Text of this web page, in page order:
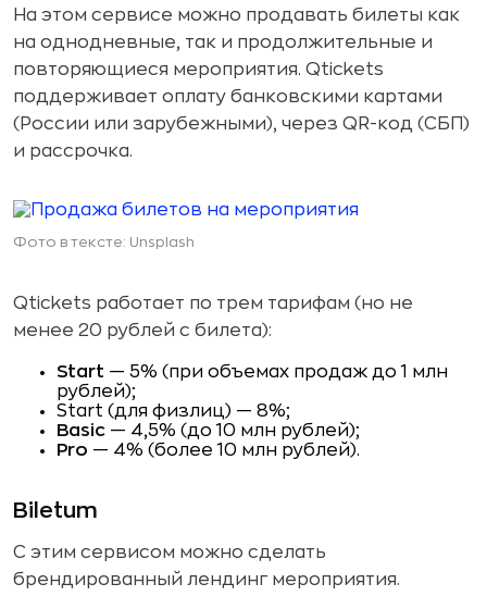
На этом сервисе можно продавать билеты как
на однодневные, так и продолжительные и
повторяющиеся мероприятия. Qtickets
поддерживает оплату банковскими картами
(России или зарубежными), через QR-код (СБП)
и рассрочка.
Фото в тексте: Unsplash
Qtickets работает по трем тарифам (но не
менее 20 рублей с билета):
Start — 5% (при объемах продаж до 1 млн
рублей);
Start (для физлиц) — 8%;
Basic — 4,5% (до 10 млн рублей);
Pro — 4% (более 10 млн рублей).
Biletum
С этим сервисом можно сделать
брендированный лендинг мероприятия.